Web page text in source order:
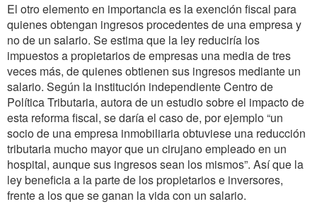
El otro elemento en importancia es la exención fiscal para
quienes obtengan ingresos procedentes de una empresa y
no de un salario. Se estima que la ley reduciría los
impuestos a propietarios de empresas una media de tres
veces más, de quienes obtienen sus ingresos mediante un
salario. Según la institución independiente Centro de
Política Tributaria, autora de un estudio sobre el impacto de
esta reforma fiscal, se daría el caso de, por ejemplo “un
socio de una empresa inmobiliaria obtuviese una reducción
tributaria mucho mayor que un cirujano empleado en un
hospital, aunque sus ingresos sean los mismos”. Así que la
ley beneficia a la parte de los propietarios e inversores,
frente a los que se ganan la vida con un salario.